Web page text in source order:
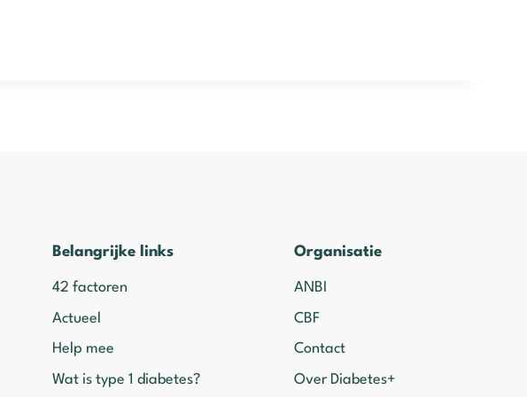
Belangrijke links
42 factoren
Actueel
Help mee
Wat is type 1 diabetes?
Organisatie
ANBI
CBF
Contact
Over Diabetes+